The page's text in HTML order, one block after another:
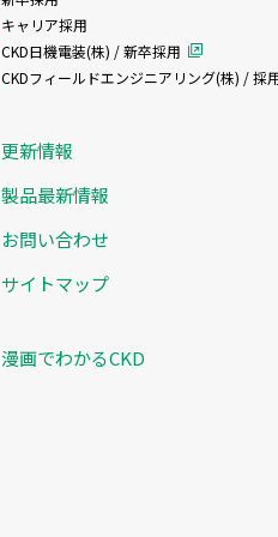
キャリア採用
CKD日機電装(株) / 新卒採用
CKDフィールドエンジニアリング(株) / 採
更新情報
製品最新情報
お問い合わせ
サイトマップ
漫画でわかるCKD